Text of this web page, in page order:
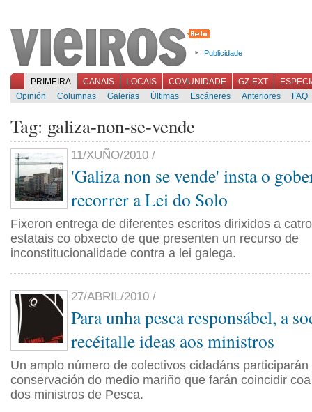
Publicidade
PRIMEIRA CANAIS LOCAIS COMUNIDADE GZ-EXT
Opinión
Columnas Galerías Últimas Escáneres Anteriores FAQ
Tag: galiza-non-se-vende
11/XUÑO/2010 /
'Galiza non se vende' insta o
recorrer a Lei do Solo
Fixeron entrega de diferentes escritos dirixidos a
estatais co obxecto de que presenten un recurso de
inconstitucionalidade contra a lei galega.
27/ABRIL/2010 /
Para unha pesca responsábel, a
recéitalle ideas aos ministros
Un amplo número de colectivos cidadáns
conservación do medio mariño que farán coincidir
dos ministros de Pesca.